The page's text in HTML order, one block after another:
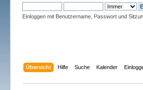
Einloggen mit Benutzername, Passwort und
Übersicht Hilfe Suche Kalender